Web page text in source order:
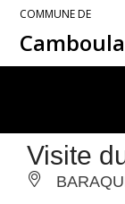
COMMUNE DE
Visite